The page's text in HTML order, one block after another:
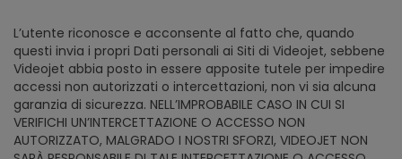
L’utente riconosce e acconsente al fatto che, quando
questi invia i propri Dati personali ai Siti di Videojet, sebbene
Videojet abbia posto in essere apposite tutele per impedire
accessi non autorizzati o intercettazioni, non vi sia alcuna
garanzia di sicurezza. NELL’IMPROBABILE CASO IN CUI SI
VERIFICHI UN’INTERCETTAZIONE O ACCESSO NON
AUTORIZZATO, MALGRADO I NOSTRI SFORZI, VIDEOJET NON